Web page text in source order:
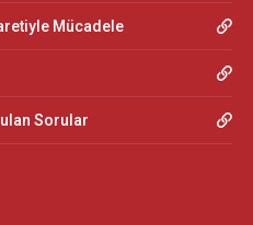
Mücadele
Sorular